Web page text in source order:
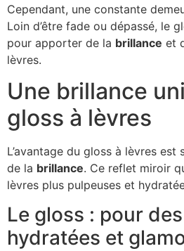
Cependant, une constante
Loin d’être fade ou dépassé, le
pour apporter de la brillance et
lèvres.
Une brillance
gloss à lèvres
L’avantage du gloss à lèvres
de la brillance. Ce reflet miroir
lèvres plus pulpeuses et
Le gloss : pour
hydratées et